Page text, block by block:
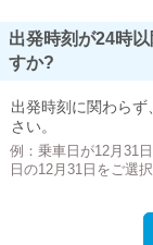
出発時刻が24時
すか?
出発時刻に関わら
さい。
例：乗車日が12月31
日の12月31日をご選択